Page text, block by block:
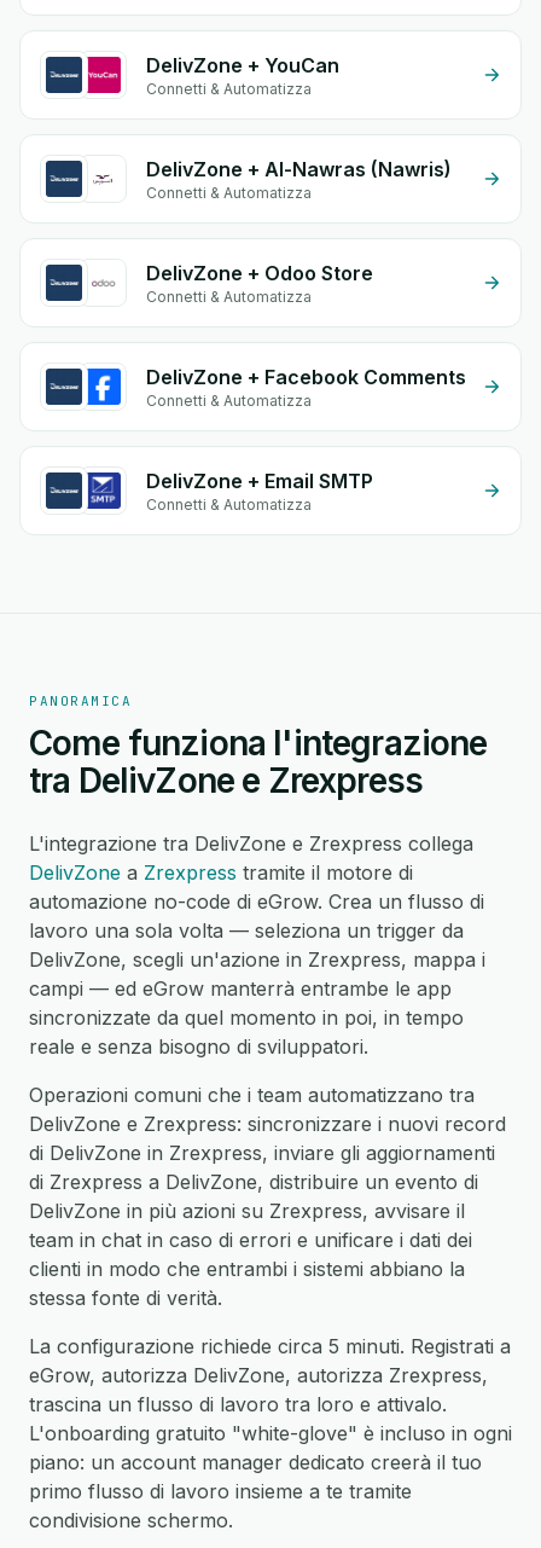
DelivZone + YouCan
Connetti & Automatizza
DelivZone + Al-Nawras (Nawris)
Connetti & Automatizza
DelivZone + Odoo Store
Connetti & Automatizza
DelivZone + Facebook Comments
Connetti & Automatizza
DelivZone + Email SMTP
Connetti & Automatizza
PANORAMICA
Come funziona l'integrazione
tra DelivZone e Zrexpress
L'integrazione tra DelivZone e Zrexpress collega
DelivZone a Zrexpress tramite il motore di
automazione no-code di eGrow. Crea un flusso di
lavoro una sola volta — seleziona un trigger da
DelivZone, scegli un'azione in Zrexpress, mappa i
campi — ed eGrow manterrà entrambe le app
sincronizzate da quel momento in poi, in tempo
reale e senza bisogno di sviluppatori.
Operazioni comuni che i team automatizzano tra
DelivZone e Zrexpress: sincronizzare i nuovi record
di DelivZone in Zrexpress, inviare gli aggiornamenti
di Zrexpress a DelivZone, distribuire un evento di
DelivZone in più azioni su Zrexpress, avvisare il
team in chat in caso di errori e unificare i dati dei
clienti in modo che entrambi i sistemi abbiano la
stessa fonte di verità.
La configurazione richiede circa 5 minuti. Registrati a
eGrow, autorizza DelivZone, autorizza Zrexpress,
trascina un flusso di lavoro tra loro e attivalo.
L'onboarding gratuito "white-glove" è incluso in ogni
piano: un account manager dedicato creerà il tuo
primo flusso di lavoro insieme a te tramite
condivisione schermo.